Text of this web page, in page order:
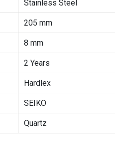
Stainless Steel
205 mm
8 mm
2 Years
Hardlex
SEIKO
Quartz